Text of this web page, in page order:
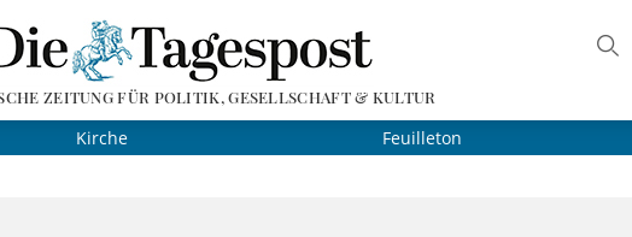
ZEITUNG FÜR POLITIK, GESELLSCHAFT & KULTUR
Kirche Feuilleton